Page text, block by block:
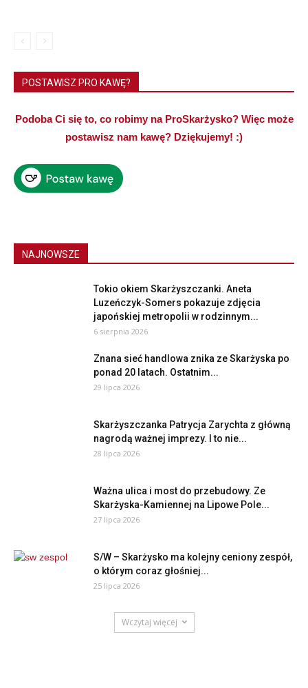
POSTAWISZ PRO KAWĘ?
Podoba Ci się to, co robimy na ProSkarżysko? Więc może
postawisz nam kawę? Dziękujemy! :)
NAJNOWSZE
Tokio okiem Skarżyszczanki. Aneta
Luzeńczyk-Somers pokazuje zdjęcia
japońskiej metropolii w rodzinnym...
6 sierpnia 2026
Znana sieć handlowa znika ze Skarżyska po
ponad 20 latach. Ostatnim...
29 lipca 2026
Skarżyszczanka Patrycja Zarychta z główną
nagrodą ważnej imprezy. I to nie...
28 lipca 2026
Ważna ulica i most do przebudowy. Ze
Skarżyska-Kamiennej na Lipowe Pole...
27 lipca 2026
S/W – Skarżysko ma kolejny ceniony zespół,
o którym coraz głośniej...
25 lipca 2026
Wczytaj więcej